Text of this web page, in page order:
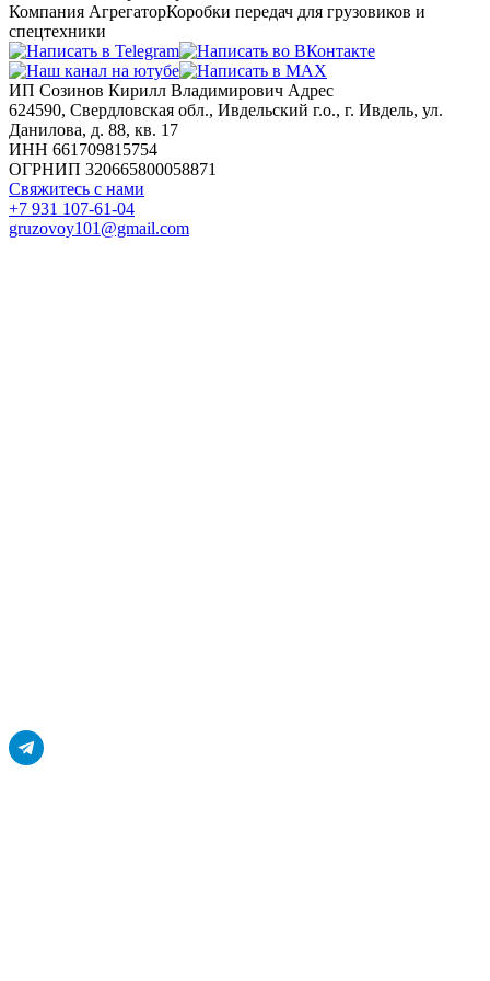
Компания АгрегаторКоробки передач для грузовиков и
спецтехники
ИП Созинов Кирилл Владимирович Адрес
624590, Свердловская обл., Ивдельский г.о., г. Ивдель, ул.
Данилова, д. 88, кв. 17
ИНН 661709815754
ОГРНИП 320665800058871
Свяжитесь с нами
+7 931 107-61-04
gruzovoy101@gmail.com